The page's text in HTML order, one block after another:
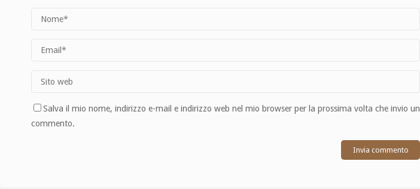
Salva il mio nome, indirizzo e-mail e indirizzo web nel mio browser per la prossima volta che invio un
commento.